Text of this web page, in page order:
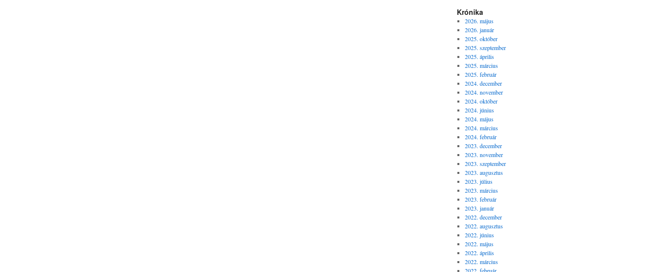
Krónika
2026. május
2026. január
2025. október
2025. szeptember
2025. április
2025. március
2025. február
2024. december
2024. november
2024. október
2024. június
2024. május
2024. március
2024. február
2023. december
2023. november
2023. szeptember
2023. augusztus
2023. július
2023. március
2023. február
2023. január
2022. december
2022. augusztus
2022. június
2022. május
2022. április
2022. március